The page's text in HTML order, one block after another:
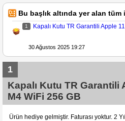
Bu başlık altında yer alan tüm
1 Kapalı Kutu TR Garantili Apple
30 Ağustos 2025 19:27
1
Kapalı Kutu TR Garantili
M4 WiFi 256 GB
Ürün hediye gelmiştir. Faturası yoktur. 2